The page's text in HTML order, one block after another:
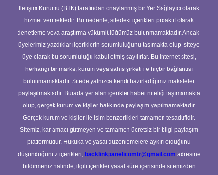
İletişim Kurumu (BTK) tarafından onaylanmış bir Yer Sağlayıcı olarak
hizmet vermektedir. Bu nedenle, sitedeki içerikleri proaktif olarak
denetleme veya araştırma yükümlülüğümüz bulunmamaktadır. Ancak,
üyelerimiz yazdıkları içeriklerin sorumluluğunu taşımakta olup, siteye
üye olarak bu sorumluluğu kabul etmiş sayılırlar. Bu internet sitesi,
herhangi bir marka, kurum veya şahıs şirketi ile hiçbir bağlantısı
bulunmamaktadır. Sitede yalnızca kendi hazırladığımız makaleler
paylaşılmaktadır. Burada yer alan içerikler haber niteliği taşımamakta
olup, gerçek kurum ve kişiler hakkında paylaşım yapılmamaktadır.
Gerçek kurum ve kişiler ile isim benzerlikleri tamamen tesadüfidir.
Sitemiz, kar amacı gütmeyen ve tamamen ücretsiz bir bilgi paylaşım
platformudur. Hukuka ve yasal düzenlemelere aykırı olduğunu
düşündüğünüz içerikleri, backlinkpanelicomtr@gmail.com adresine
bildirmeniz halinde, ilgili içerikler yasal süre içerisinde sitemizden